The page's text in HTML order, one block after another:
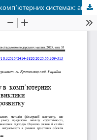
Алгоритми фільтрації контенту в комп’ютерних системах: аналіз ефективності, виклики впровадження та перспективи розвитку